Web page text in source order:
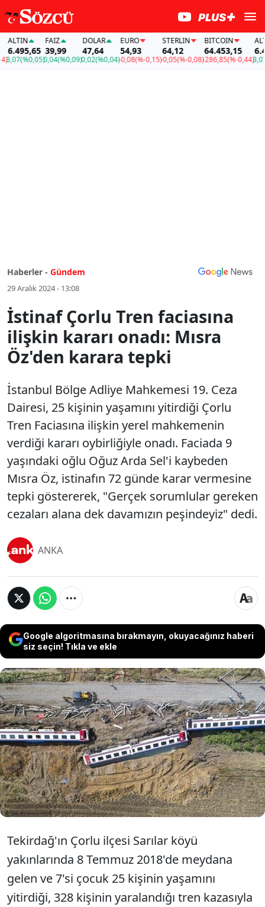
(%0,05)
FAİZ
39,99
0,04(%0,09)
DOLAR
47,64
0,02(%0,04)
EURO
54,93
-0,08(%-0,15)
STERLIN
64,12
-0,05(%-0,08)
BITCOIN
64.453,15
-286,85(%-0,44)
ALTIN
3,07
Haberler - Gündem
29 Aralık 2024 - 13:08
İstinaf Çorlu Tren faciasına
ilişkin kararı onadı: Mısra
Öz'den karara tepki
İstanbul Bölge Adliye Mahkemesi 19. Ceza
Dairesi, 25 kişinin yaşamını yitirdiği Çorlu
Tren Faciasına ilişkin yerel mahkemenin
verdiği kararı oybirliğiyle onadı. Faciada 9
yaşındaki oğlu Oğuz Arda Sel'i kaybeden
Mısra Öz, istinafın 72 günde karar vermesine
tepki göstererek, "Gerçek sorumlular gereken
cezaları alana dek davamızın peşindeyiz" dedi.
ANKA
Google algoritmasına bırakmayın, okuyacağınız haberi
siz seçin! Tıkla ve ekle
İstanbul Bölge Adliye Mahkemesi 19. Ceza Dairesi,
25 kişinin yaşamını yitirdiği Çorlu Tren Faciasına
ilişkin yerel mahkemenin verdiği kararı oybirliğiyle
onadı. Faciada 9 yaşındaki oğlu Oğuz Arda Sel'i
kaybeden Mısra Öz, istinafın 72 günde karar
vermesine tepki göstererek, "Gerçek sorumlular
gereken cezaları alana dek davamızın peşindeyiz"
dedi.
Tekirdağ'ın Çorlu ilçesi Sarılar köyü
yakınlarında 8 Temmuz 2018'de meydana
gelen ve 7'si çocuk 25 kişinin yaşamını
yitirdiği, 328 kişinin yaralandığı tren kazasıyla